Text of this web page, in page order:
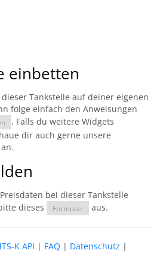
einbetten
Tankstelle auf deiner eigenen
folge einfach den Anweisungen
. Falls du weitere Widgets
dir auch gerne unsere
an.
bei dieser Tankstelle
dieses
Formular aus.
K API | FAQ | Datenschutz |